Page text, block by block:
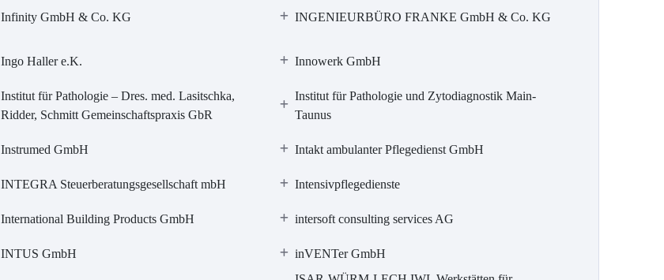
Infinity GmbH & Co. KG INGENIEURBÜRO FRANKE GmbH & Co. KG
Ingo Haller e.K. Innowerk GmbH
Institut für Pathologie – Dres. med. Lasitschka,
Ridder, Schmitt Gemeinschaftspraxis GbR
Institut für Pathologie und Zytodiagnostik Main-
Taunus
Instrumed GmbH Intakt ambulanter Pflegedienst GmbH
INTEGRA Steuerberatungsgesellschaft mbH
Intensivpflegedienste
International Building Products GmbH intersoft consulting services AG
INTUS GmbH
inVENTer GmbH